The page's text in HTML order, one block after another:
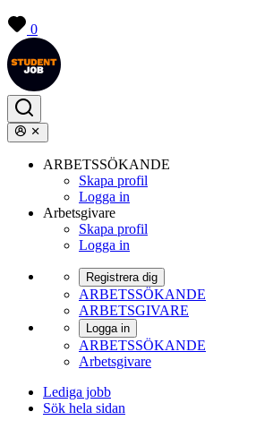
0
ARBETSSÖKANDE
Skapa profil
Logga in
Arbetsgivare
Skapa profil
Logga in
Registrera dig
ARBETSSÖKANDE
ARBETSGIVARE
Logga in
ARBETSSÖKANDE
Arbetsgivare
Lediga jobb
Sök hela sidan